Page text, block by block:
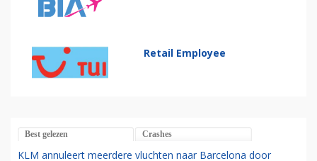
Retail Employee
Best gelezen Crashes
KLM annuleert meerdere vluchten naar Barcelona door